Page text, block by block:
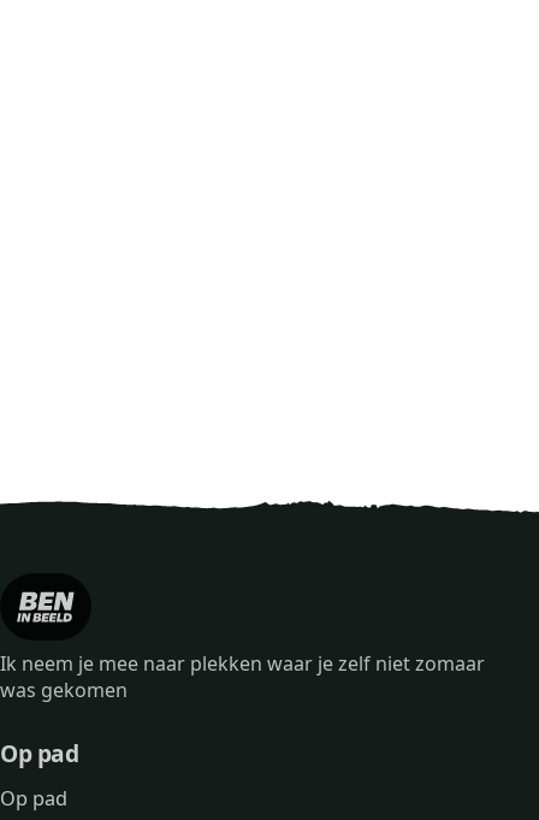
Ik neem je mee naar plekken waar je zelf niet zomaar
was gekomen
Op pad
Op pad